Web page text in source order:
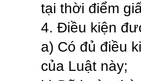
tại thời điểm
4. Điều kiện
a) Có đủ điều
của Luật này;